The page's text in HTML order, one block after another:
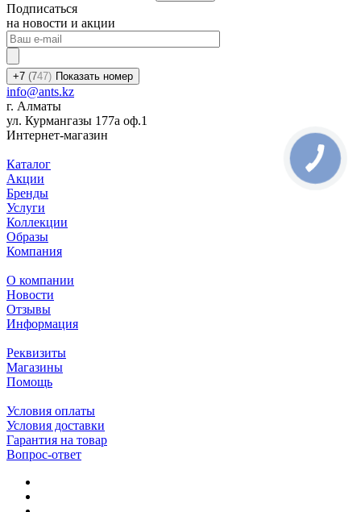
Подписаться
на новости и акции
+7 (747) Показать номер
info@ants.kz
г. Алматы
ул. Курмангазы 177а оф.1
Интернет-магазин
Каталог
Акции
Бренды
Услуги
Коллекции
Образы
Компания
О компании
Новости
Отзывы
Информация
Реквизиты
Магазины
Помощь
Условия оплаты
Условия доставки
Гарантия на товар
Вопрос-ответ